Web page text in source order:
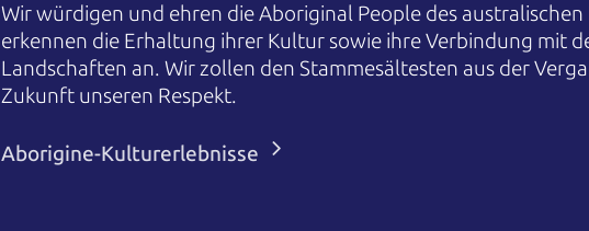
Wir würdigen und ehren die Aboriginal People des
erkennen die Erhaltung ihrer Kultur sowie ihre Verbindung mit
Landschaften an. Wir zollen den Stammesältesten aus der
Zukunft unseren Respekt.
Aborigine-Kulturerlebnisse